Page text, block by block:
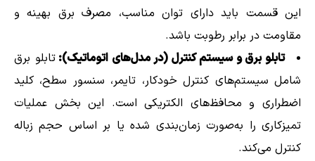
این قسمت باید دارای توان مناسب، مصرف برق بهینه و
مقاومت در برابر رطوبت باشد.
تابلو برق و سیستم کنترل (در مدل‌های اتوماتیک):تابلو برق
شامل سیستم‌های کنترل خودکار، تایمر، سنسور سطح، کلید
اضطراری و محافظ‌های الکتریکی است. این بخش عملیات
تمیزکاری را به‌صورت زمان‌بندی شده یا بر اساس حجم زباله
کنترل می‌کند.